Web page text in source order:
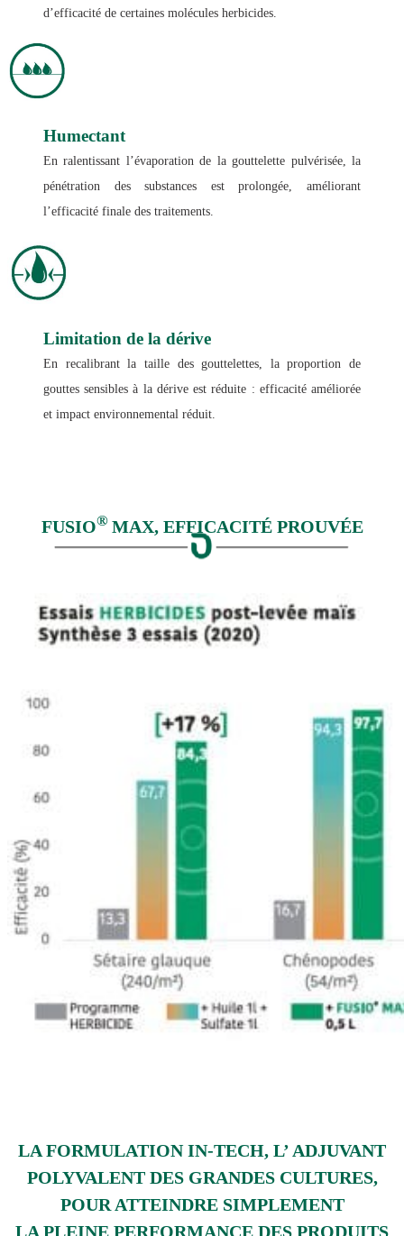
d’efficacité de certaines molécules herbicides.
Humectant
En ralentissant l’évaporation de la gouttelette pulvérisée, la
pénétration des substances est prolongée, améliorant
l’efficacité finale des traitements.
Limitation de la dérive
En recalibrant la taille des gouttelettes, la proportion de
gouttes sensibles à la dérive est réduite : efficacité améliorée
et impact environnemental réduit.
FUSIO® MAX, EFFICACITÉ PROUVÉE
LAFORMULATION IN-TECH, L’ ADJUVANT
POLYVALENTDES GRANDES CULTURES,
POUR ATTEINDRE SIMPLEMENT
LA PLEINE PERFORMANCE DES PRODUITS